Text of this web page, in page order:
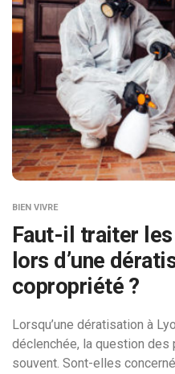
BIEN VIVRE
Faut-il traiter
lors d’une
copropriété ?
Lorsqu’une dératisation à
déclenchée, la question
souvent. Sont-elles